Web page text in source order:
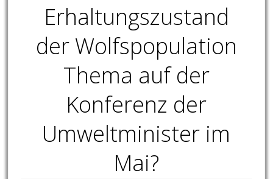
Erhaltungszustand
der Wolfspopulation
Thema auf der
Konferenz der
Umweltminister im
Mai?